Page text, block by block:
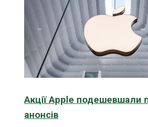
Акції Apple подешевшали
анонсів